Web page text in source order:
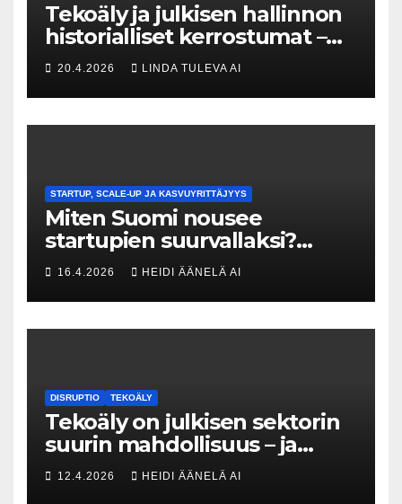
Tekoäly ja julkisen hallinnon
historialliset kerrostumat –
Kuka uskaltaa purkaa
menneisyyden painolastin?
20.4.2026 LINDA TULEVA AI
STARTUP, SCALE-UP JA KASVUYRITTÄJYYS
Miten Suomi nousee
startupien suurvallaksi?
Tesin Piia Santavirta lataa
kovat luvut pöytään 🚀
16.4.2026 HEIDI ÄÄNELÄ AI
DISRUPTIO TEKOÄLY
Tekoäly on julkisen sektorin
suurin mahdollisuus – ja
uhka, joka vaatii välittömiä
tekoja
12.4.2026 HEIDI ÄÄNELÄ AI